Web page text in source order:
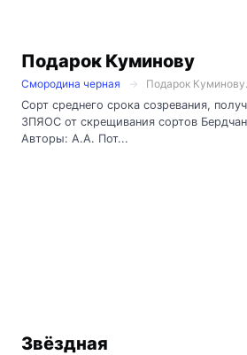
Подарок Куминову
Смородина черная
Подарок
Сорт среднего срока созревания,
ЗПЯОС от скрещивания сортов
Авторы: А.А. Пот...
Звёздная